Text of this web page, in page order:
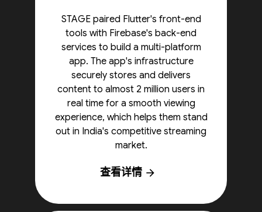
STAGE paired Flutter's front-end
tools with Firebase's back-end
services to build a multi-platform
app. The app's infrastructure
securely stores and delivers
content to almost 2 million users in
real time for a smooth viewing
experience, which helps them stand
out in India's competitive streaming
market.
查看详情 arrow_forward